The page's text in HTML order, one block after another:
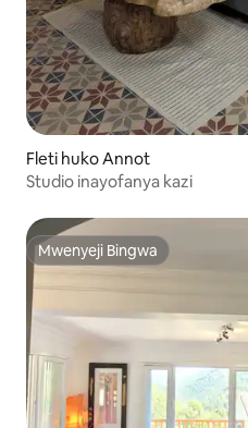
Fleti huko Annot
Studio inayofanya kazi
Mwenyeji Bingwa
Mwenyeji Bingwa